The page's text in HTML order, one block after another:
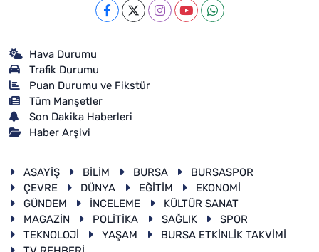
Hava Durumu
Trafik Durumu
Puan Durumu ve Fikstür
Tüm Manşetler
Son Dakika Haberleri
Haber Arşivi
ASAYİŞ BİLİM BURSA
BURSASPOR
ÇEVRE
DÜNYA EĞİTİM
EKONOMİ
GÜNDEM
İNCELEME
KÜLTÜR SANAT
MAGAZİN
POLİTİKA SAĞLIK
SPOR
TEKNOLOJİ
YAŞAM
BURSA ETKİNLİK TAKVİMİ